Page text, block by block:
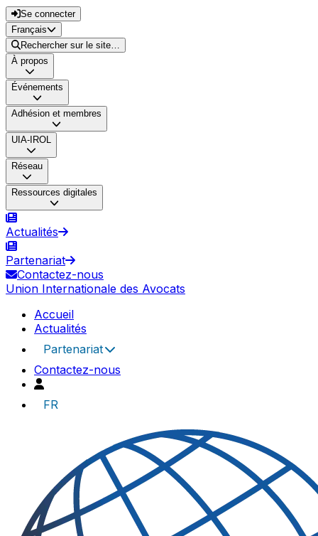
Se connecter
Français
Rechercher sur le site…
À propos
Événements
Adhésion et membres
UIA-IROL
Réseau
Ressources digitales
Actualités
Partenariat
Contactez-nous
Union Internationale des Avocats
Accueil
Actualités
Partenariat
Contactez-nous
FR